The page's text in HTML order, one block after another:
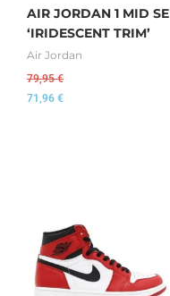
AIR JORDAN 1 MID SE
‘IRIDESCENT TRIM’
Air Jordan
79,95€
71,96 €